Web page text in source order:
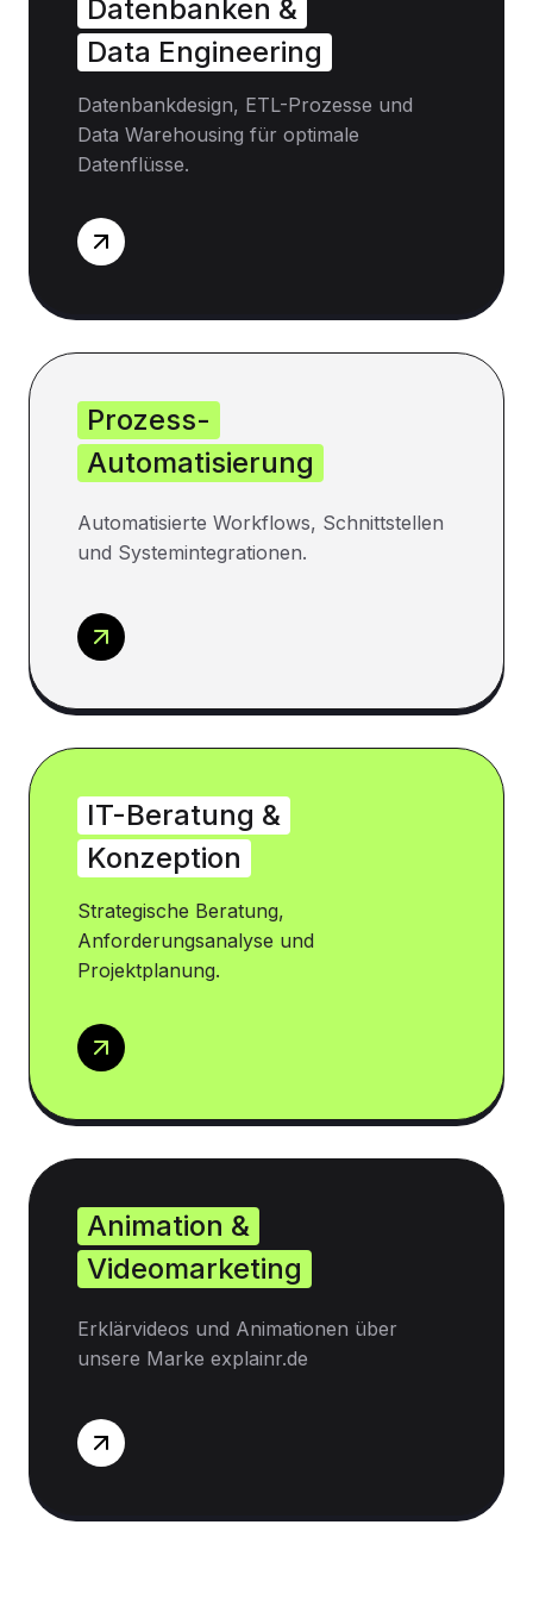
Datenbanken &
Data Engineering
Datenbankdesign, ETL-Prozesse und
Data Warehousing für optimale
Datenflüsse.
Prozess-
Automatisierung
Automatisierte Workflows, Schnittstellen
und Systemintegrationen.
IT-Beratung &
Konzeption
Strategische Beratung,
Anforderungsanalyse und
Projektplanung.
Animation &
Videomarketing
Erklärvideos und Animationen über
unsere Marke explainr.de